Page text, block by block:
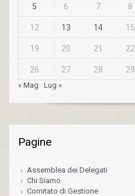
5 6 7 8
12 13 14 15
19 20 21 22
26 27 28 29
« Mag Lug »
Pagine
Assemblea dei Delegati
Chi Siamo
Comitato di Gestione